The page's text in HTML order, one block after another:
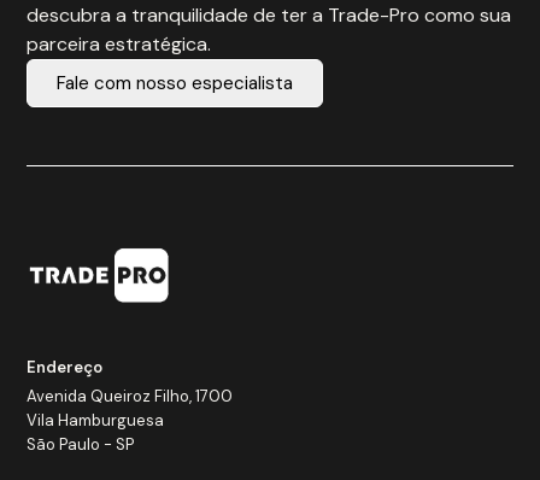
descubra a tranquilidade de ter a Trade-Pro como sua
parceira estratégica.
Fale com nosso especialista
Endereço
Avenida Queiroz Filho, 1700
Vila Hamburguesa
São Paulo - SP